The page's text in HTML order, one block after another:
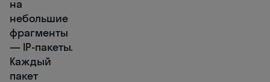
на
небольшие
фрагменты
— IP-пакеты.
Каждый
пакет